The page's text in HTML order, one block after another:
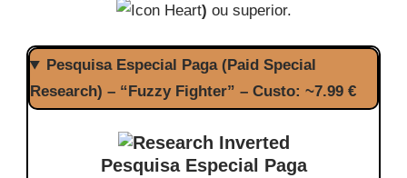
) ou superior.
Pesquisa Especial Paga (Paid Special
Research) – “Fuzzy Fighter” – Custo: ~7.99 €
Pesquisa Especial Paga